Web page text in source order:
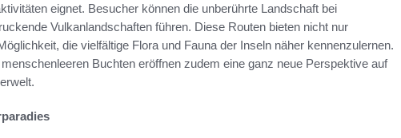
eignet. Besucher können die unberührte Landschaft bei
Vulkanlandschaften führen. Diese Routen bieten nicht nur
die vielfältige Flora und Fauna der Inseln näher kennenzulernen.
Buchten eröffnen zudem eine ganz neue Perspektive auf